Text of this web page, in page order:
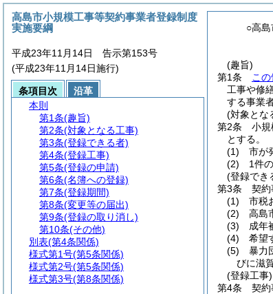
○高
(趣旨)
第1条
こ
工事や修
する事業
(対象とな
第2条
小規
とする。
(1)
市が
(2)
1件
(登録でき
第3条
契約
(1)
市税
(2)
高島
(3)
成年
(4)
希望
(5)
暴力
びに滋
(登録工事)
第4条
契約
高島市小規模工事等契約事業者登録制度
実施要綱
平成23年11月14日 告示第153号
(平成23年11月14日施行)
条項目次
沿革
本則
第1条(趣旨)
第2条(対象となる工事)
第3条(登録できる者)
第4条(登録工事)
第5条(登録の申請)
第6条(名簿への登録)
第7条(登録期間)
第8条(変更等の届出)
第9条(登録の取り消し)
第10条(その他)
別表(第4条関係)
様式第1号(第5条関係)
様式第2号(第5条関係)
様式第3号(第8条関係)